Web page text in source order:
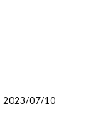
2023/07/10